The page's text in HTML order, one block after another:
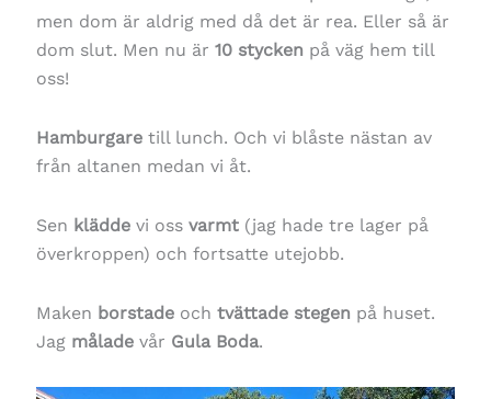
men dom är aldrig med då det är rea. Eller så är
dom slut. Men nu är 10 stycken på väg hem till
oss!
Hamburgaretill lunch. Och vi blåste nästan av
från altanen medan vi åt.
Sen kläddevi oss varmt(jag hade tre lager på
överkroppen) och fortsatte utejobb.
Maken borstadeoch tvättade stegen på huset.
Jag måladevår Gula Boda.